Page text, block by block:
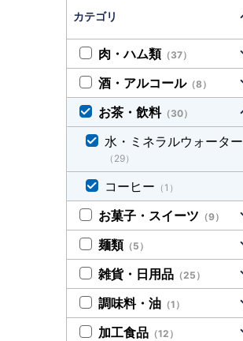
カテゴリ
肉・ハム類 （37）
酒・アルコール（8）
お茶・飲料（30）
水・ミネラルウォーター
（29）
コーヒー （1）
お菓子・スイーツ （9）
麺類 （5）
雑貨・日用品 （25）
調味料・油 （1）
加工食品 （12）